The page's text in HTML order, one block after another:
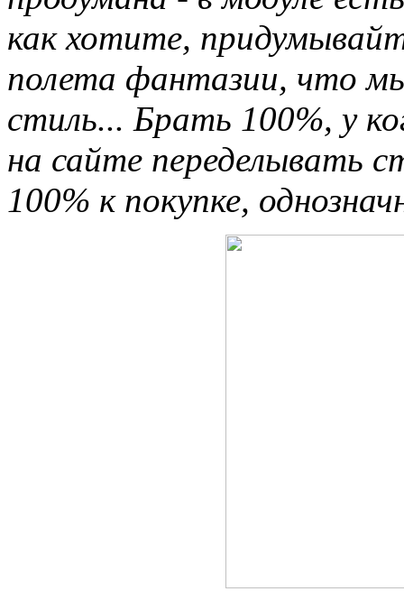
как хотите,
полета фантазии, что мы
стиль... Брать 100%, у
на сайте переделывать
100% к покупке,